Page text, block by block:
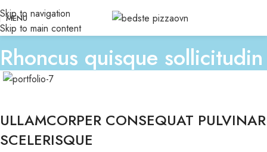
Skip to navigation
Skip to main content
MENU
Rhoncus quisque sollicitudin
ULLAMCORPER CONSEQUAT PULVINAR
SCELERISQUE